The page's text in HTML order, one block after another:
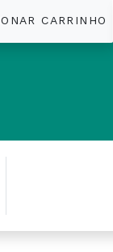
CARRINHO